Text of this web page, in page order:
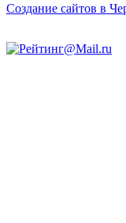
Создание сайтов в